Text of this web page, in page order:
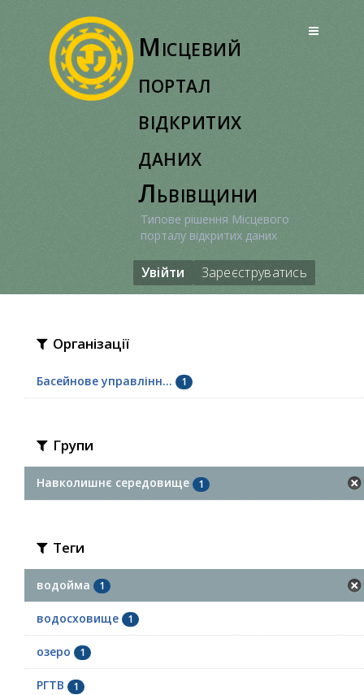
Місцевий
портал
відкритих
даних
Львівщини
Типове рішення Місцевого
порталу відкритих даних
Увійти Зареєструватись
Організації
Басейнове управлінн... 1
Групи
Навколишнє середовище 1
Теги
водойма 1
водосховище 1
озеро 1
РГТВ 1